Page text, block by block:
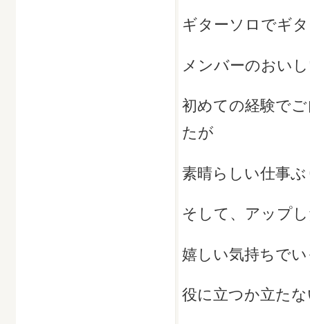
ギターソロでギ
メンバーのおい
初めての経験で
たが
素晴らしい仕事
そして、アップ
嬉しい気持ちで
役に立つか立た